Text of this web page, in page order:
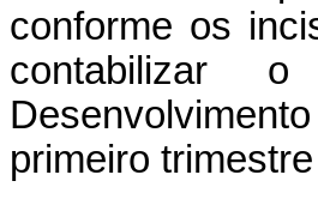
conforme os
contabilizar
primeiro